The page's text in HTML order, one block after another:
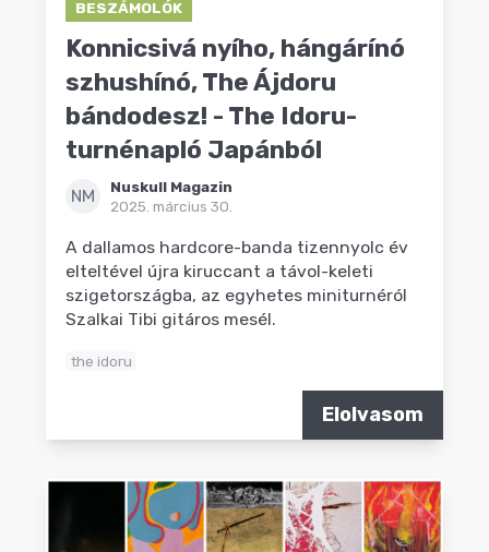
BESZÁMOLÓK
Konnicsivá nyího, hángárínó
szhushínó, The Ájdoru
bándodesz! - The Idoru-
turnénapló Japánból
NM
Nuskull Magazin
2025. március 30.
A dallamos hardcore-banda tizennyolc év
elteltével újra kiruccant a távol-keleti
szigetországba, az egyhetes miniturnéról
Szalkai Tibi gitáros mesél.
the idoru
Elolvasom